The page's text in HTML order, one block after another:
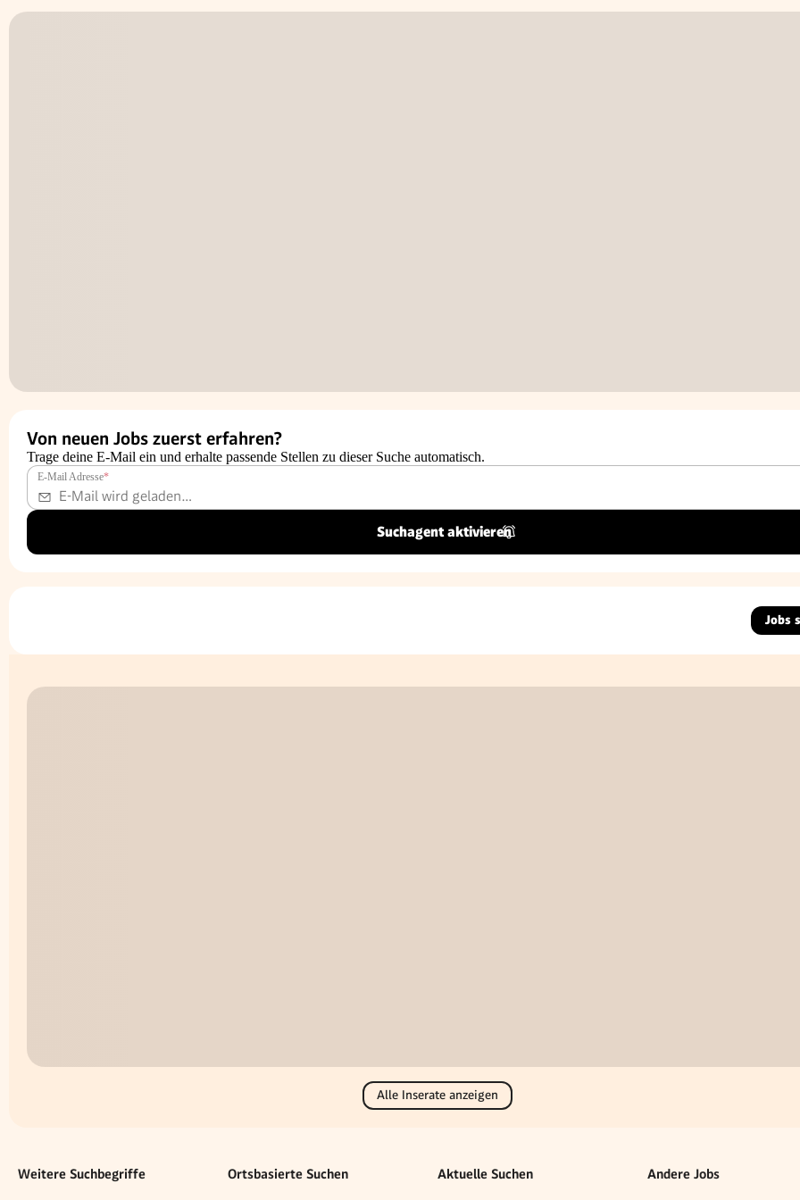
Von neuen Jobs zuerst erfahren?
Trage deine E-Mail ein und erhalte passende Stellen zu dieser Suche automatisch.
E-Mail Adresse*
Suchagent aktivieren
Jobs
Alle Inserate anzeigen
Weitere Suchbegriffe Ortsbasierte Suchen Aktuelle Suchen Andere Jobs